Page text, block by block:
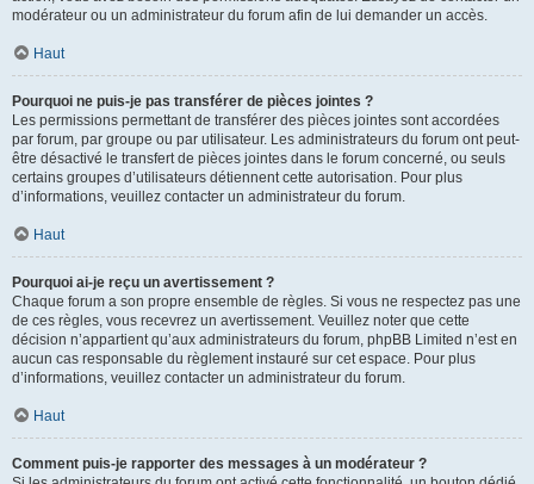
modérateur ou un administrateur du forum afin de lui demander un accès.
Haut
Pourquoi ne puis-je pas transférer de pièces jointes ?
Les permissions permettant de transférer des pièces jointes sont accordées
par forum, par groupe ou par utilisateur. Les administrateurs du forum ont peut-
être désactivé le transfert de pièces jointes dans le forum concerné, ou seuls
certains groupes d’utilisateurs détiennent cette autorisation. Pour plus
d’informations, veuillez contacter un administrateur du forum.
Haut
Pourquoi ai-je reçu un avertissement ?
Chaque forum a son propre ensemble de règles. Si vous ne respectez pas une
de ces règles, vous recevrez un avertissement. Veuillez noter que cette
décision n’appartient qu’aux administrateurs du forum, phpBB Limited n’est en
aucun cas responsable du règlement instauré sur cet espace. Pour plus
d’informations, veuillez contacter un administrateur du forum.
Haut
Comment puis-je rapporter des messages à un modérateur ?